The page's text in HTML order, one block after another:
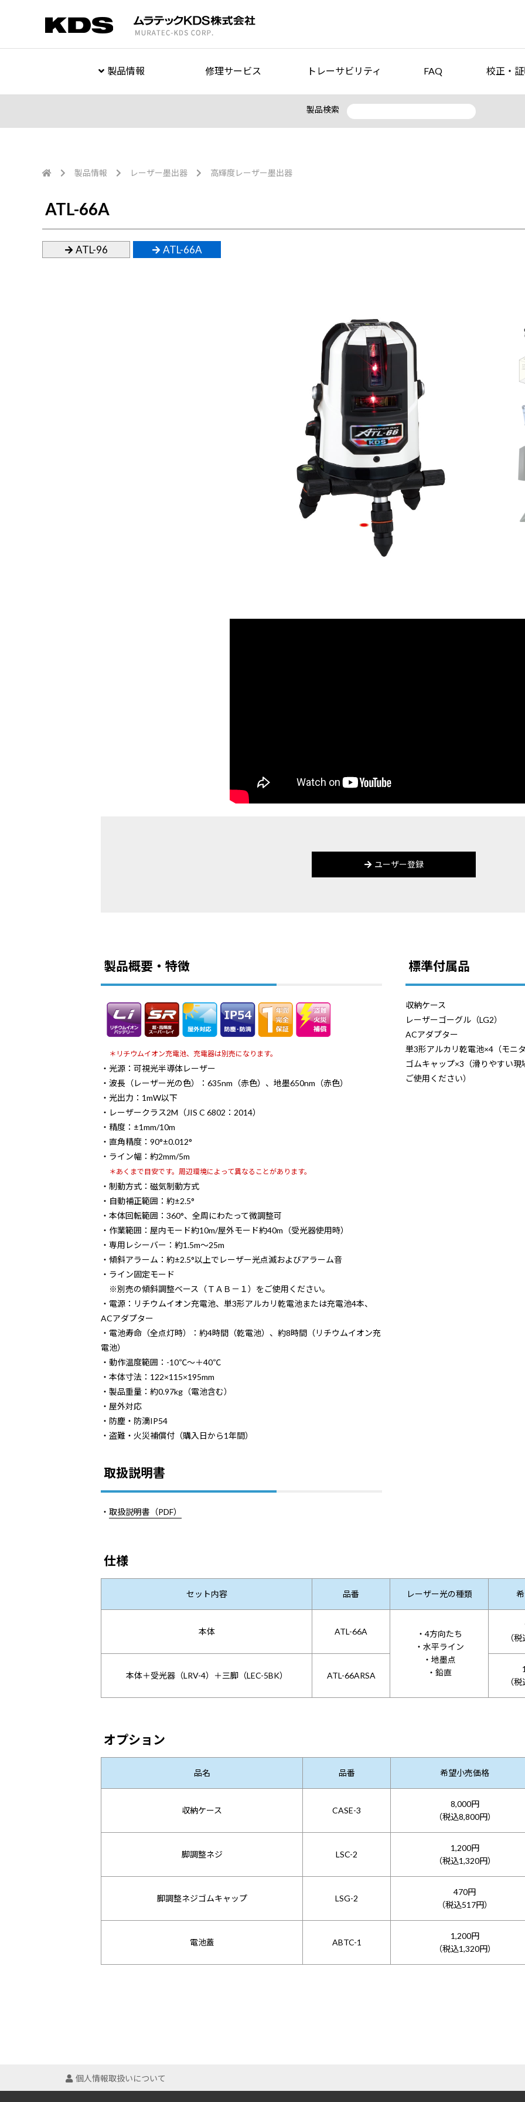
製品情報 修理サービス トレーサビリティ FAQ 校正・
製品検索
製品情報 レーザー墨出器 高輝度レーザー墨出器
ATL-66A
ATL-96 ATL-66A
ユーザー登録
製品概要・特徴
＊リチウムイオン充電池、充電器は別売になります。
・光源：可視光半導体レーザー
・波長（レーザー光の色）：635nm（赤色）、地墨650nm（赤色）
・光出力：1mW以下
・レーザークラス2M（JIS C 6802：2014）
・精度：±1mm/10m
・直角精度：90°±0.012°
・ライン幅：約2mm/5m
＊あくまで目安です。周辺環境によって異なることがあります。
・制動方式：磁気制動方式
・自動補正範囲：約±2.5°
・本体回転範囲：360°、全周にわたって微調整可
・作業範囲：屋内モード約10m/屋外モード約40m（受光器使用時）
・専用レシーバー：約1.5m～25m
・傾斜アラーム：約±2.5°以上でレーザー光点滅およびアラーム音
・ライン固定モード
※別売の傾斜調整ベース（ＴＡＢ－１）をご使用ください。
・電源：リチウムイオン充電池、単3形アルカリ乾電池または充電池4本、
ACアダプター
・電池寿命（全点灯時）：約4時間（乾電池）、約8時間（リチウムイオン充
電池）
・動作温度範囲：-10℃～＋40℃
・本体寸法：122×115×195mm
・製品重量：約0.97kg（電池含む）
・屋外対応
・防塵・防滴IP54
・盗難・火災補償付（購入日から1年間）
標準付属品
収納ケース
レーザーゴーグル（LG2）
ACアダプター
単3形アルカリ乾電池×4（モニ
ゴムキャップ×3（滑りやすい
ご使用ください）
取扱説明書
・ 取扱説明書（PDF）
仕様
セット内容 品番 レーザー光の種類
本体 ATL-66A
・4方向たち
・水平ライン
・地墨点
・鉛直
（
本体＋受光器（LRV-4）＋三脚（LEC-5BK） ATL-66ARSA
（
オプション
品名 品番 希望小売価格
収納ケース CASE-3
8,000円
（税込8,800円）
脚調整ネジ LSC-2
1,200円
（税込1,320円）
脚調整ネジゴムキャップ LSG-2
470円
（税込517円）
電池蓋 ABTC-1
1,200円
（税込1,320円）
個人情報取扱いについて